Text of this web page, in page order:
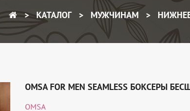
КАТАЛОГ МУЖЧИНАМ
OMSA FOR MEN SEAMLESS БОКСЕРЫ
OMSA